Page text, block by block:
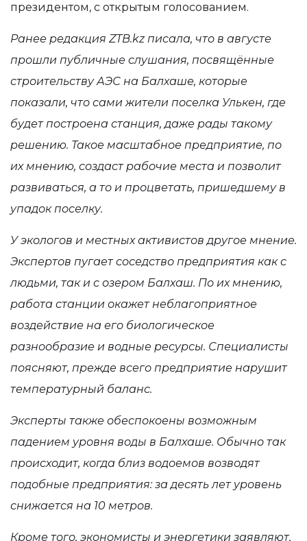
президентом, с открытым голосованием.
Ранее редакция ZTB.kz писала, что в августе
прошли публичные слушания, посвящённые
строительству АЭС на Балхаше, которые
показали, что сами жители поселка Улькен, где
будет построена станция,даже рады такому
решению. Такое масштабное предприятие, по
их мнению, создаст рабочие места и позволит
развиваться, а то и процветать, пришедшему в
упадок поселку.
У экологов и местных активистов другое мнение.
Экспертов пугает соседство предприятия как с
людьми, так и с озером Балхаш. По их мнению,
работа станции окажет неблагоприятное
воздействие на его биологическое
разнообразие и водные ресурсы. Специалисты
поясняют, прежде всего предприятие нарушит
температурный баланс.
Эксперты также обеспокоены возможным
падением уровня воды в Балхаше. Обычно так
происходит, когда близ водоемов возводят
подобные предприятия: за десять лет уровень
снижается на 10 метров.
Кроме того, экономисты и энергетики заявляют,